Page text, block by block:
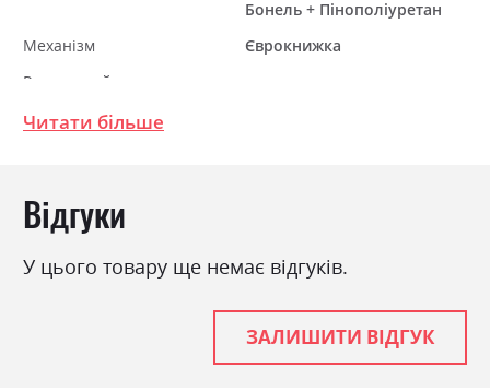
Бонель + Пінополіуретан
Механізм
Єврокнижка
Розкладний
Ніша для білизни
Читати більше
Відгуки
У цього товару ще немає відгуків.
ЗАЛИШИТИ ВІДГУК